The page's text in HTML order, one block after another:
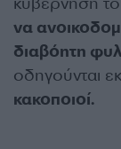
να
διαβόητη
οδηγούνται
κακοποιοί.